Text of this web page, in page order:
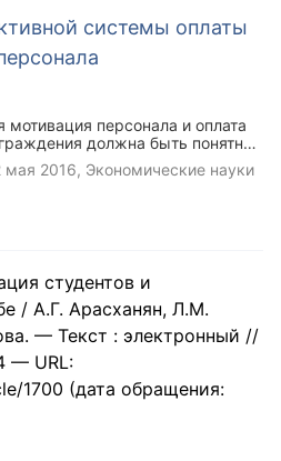
системы оплаты
мотивация персонала и оплата
должна быть понятной
чтобы персонал имел
усилия он должен приложить
мая 2016, Экономические науки
студентов и
/ А.Г. Арасханян, Л.М.
— Текст : электронный //
— URL:
1700 (дата обращения: